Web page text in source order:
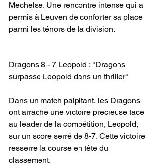
Mechelse. Une rencontre intense qui a
permis à Leuven de conforter sa place
parmi les ténors de la division.
Dragons 8 - 7 Leopold : "Dragons
surpasse Leopold dans un thriller"
Dans un match palpitant, les Dragons
ont arraché une victoire précieuse face
au leader de la compétition, Leopold,
sur un score serré de 8-7. Cette victoire
resserre la course en tête du
classement.